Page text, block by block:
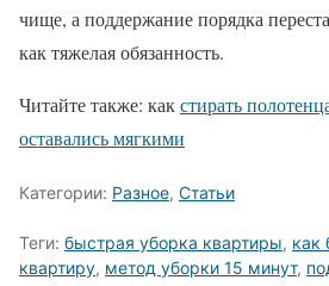
чище, а поддержание порядка
как тяжелая обязанность.
Читайте также: какстирать
оставались мягкими
Категории: Разное, Статьи
Теги: быстрая уборка квартиры, как
квартиру, метод уборки 15 минут,